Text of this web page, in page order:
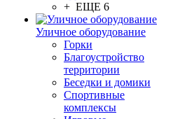
+ ЕЩЕ 6
Уличное оборудование
Горки
Благоустройство
территории
Беседки и домики
Спортивные
комплексы